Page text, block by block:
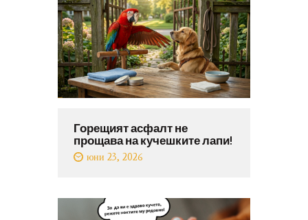
Горещият асфалт не
прощава на кучешките лапи!
юни 23, 2026